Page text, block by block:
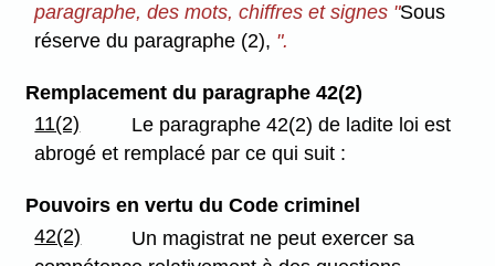
paragraphe, des mots, chiffres et signes "Sous
réserve du paragraphe (2), ".
Remplacement du paragraphe 42(2)
11(2)
Le paragraphe 42(2) de ladite loi est
abrogé et remplacé par ce qui suit :
Pouvoirs en vertu du Code criminel
42(2)
Un magistrat ne peut exercer sa